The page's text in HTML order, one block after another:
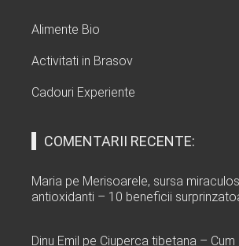
Alimente Bio
Activitati in Brasov
Cadouri Experiente
COMENTARII RECENTE:
Maria pe Merisoarele, sursa
antioxidanti – 10 beneficii
Dinu Emil pe Ciuperca tibetana –